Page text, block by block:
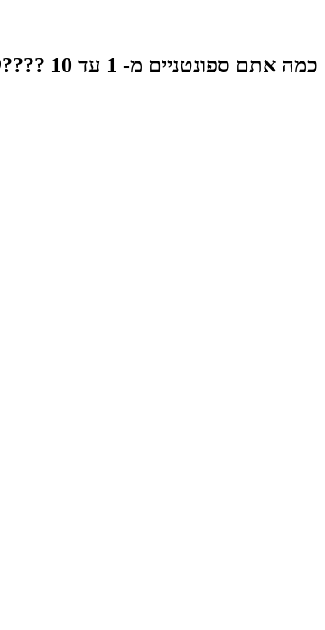
כמה אתם ספונטניים מ- 1 עד 10 ????😋